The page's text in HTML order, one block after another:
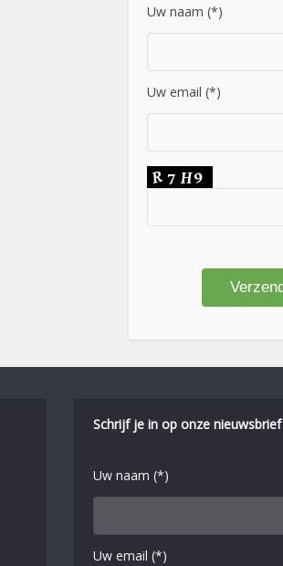
Uw naam (*)
Uw email (*)
Schrijf je in op onze nieuwsbrief
Uw naam (*)
Uw email (*)